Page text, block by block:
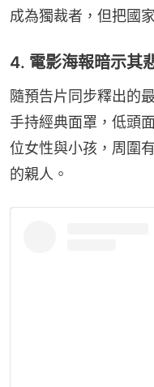
成為獨裁者，但把國
4. 電影海報暗示其
隨預告片同步釋出的
手持經典面罩，低頭
位女性與小孩，周圍
的親人。